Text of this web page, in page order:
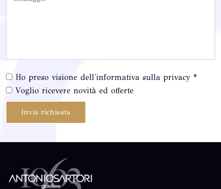
Ho preso visione dell'informativa sulla privacy *
Voglio ricevere novità ed offerte
Invia richiesta